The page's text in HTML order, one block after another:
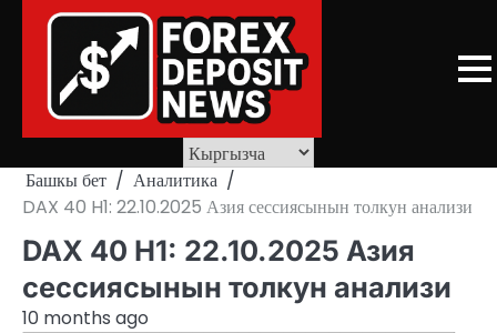
Башкы бет
Аналитика
DAX 40 H1: 22.10.2025 Азия сессиясынын толкун анализи
DAX 40 H1: 22.10.2025 Азия
сессиясынын толкун анализи
10 months ago